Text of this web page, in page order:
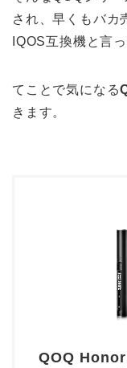
され、早くもバカ
IQOS互換機と言
てことで気になる
きます。
QOQ